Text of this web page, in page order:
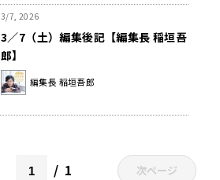
3/7, 2026
3／7（土）編集後記【編集長 稲垣吾
郎】
編集長 稲垣吾郎
1 次ページ